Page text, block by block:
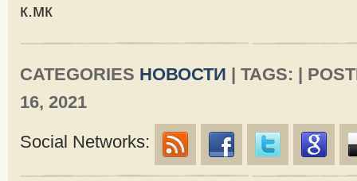
к.мк
CATEGORIES НОВОСТИ | TAGS: |
16, 2021
Social Networks: